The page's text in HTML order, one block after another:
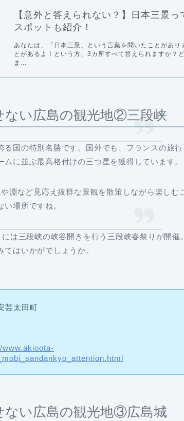
【意外と答えられない？】日本三景っ
スポットも紹介！
あなたは、「日本三景」という言葉を聞いたことがあり
とがあるよ！という方、3カ所すべて答えられますか？
ま...
ない広島の観光地②三段峡
る国の特別名勝です。国外でも、フランスの旅
ムに並ぶ最高格付けの三つ星 を獲得しています。
淵など見応え抜群な景観を散策しながら楽しむ
場所ですね。
は三段峡の峡谷開きを行う 三段峡春祭り が開催
はいかがでしょうか。
芸太田町
www.akioota-
ない広島の観光地③広島城